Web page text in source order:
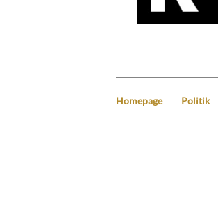
Homepage Politik